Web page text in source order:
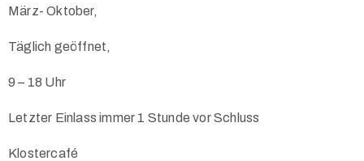
März- Oktober,
Täglich geöffnet,
9 – 18 Uhr
Letzter Einlass immer 1 Stunde vor Schluss
Klostercafé